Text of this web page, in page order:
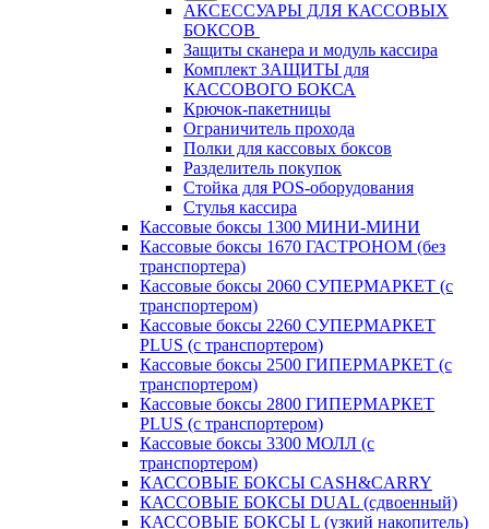
АКСЕССУАРЫ ДЛЯ КАССОВЫХ
БОКСОВ
Защиты сканера и модуль кассира
Комплект ЗАЩИТЫ для
КАССОВОГО БОКСА
Крючок-пакетницы
Ограничитель прохода
Полки для кассовых боксов
Разделитель покупок
Стойка для POS-оборудования
Стулья кассира
Кассовые боксы 1300 МИНИ-МИНИ
Кассовые боксы 1670 ГАСТРОНОМ (без
транспортера)
Кассовые боксы 2060 СУПЕРМАРКЕТ (с
транспортером)
Кассовые боксы 2260 СУПЕРМАРКЕТ
PLUS (с транспортером)
Кассовые боксы 2500 ГИПЕРМАРКЕТ (с
транспортером)
Кассовые боксы 2800 ГИПЕРМАРКЕТ
PLUS (с транспортером)
Кассовые боксы 3300 МОЛЛ (с
транспортером)
КАССОВЫЕ БОКСЫ CASH&CARRY
КАССОВЫЕ БОКСЫ DUAL (сдвоенный)
КАССОВЫЕ БОКСЫ L (узкий накопитель)